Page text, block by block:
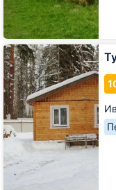
Турбаза
Лесная
Дача